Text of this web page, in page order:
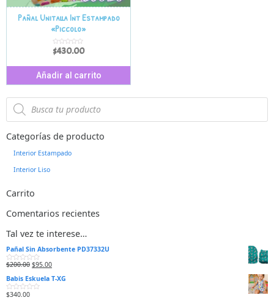
Pañal Unitalla Int Estampado
«Piccolo»
V
a
o
a
n
d
5
$430.00
Añadir al carrito
Categorías de producto
Interior Estampado
Interior Liso
Carrito
Comentarios recientes
Tal vez te interese…
Pañal Sin Absorbente PD37332U
V
l
o
r
a
$200.00 $95.00
Babis Eskuela T-XG
V
$340.00